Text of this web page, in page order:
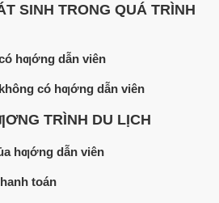
SINH TRONG QUÁ TRÌNH
hƣớng dẫn viên
có hƣớng dẫn viên
TRÌNH DU LỊCH
hƣớng dẫn viên
toán